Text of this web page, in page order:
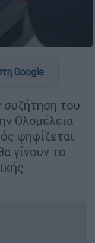
Google
συζήτηση του
Ολομέλεια
ψηφίζεται
γίνουν τα
.